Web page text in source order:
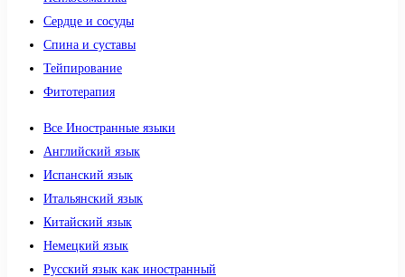
Сердце и сосуды
Спина и суставы
Тейпирование
Фитотерапия
Все Иностранные языки
Английский язык
Испанский язык
Итальянский язык
Китайский язык
Немецкий язык
Русский язык как иностранный